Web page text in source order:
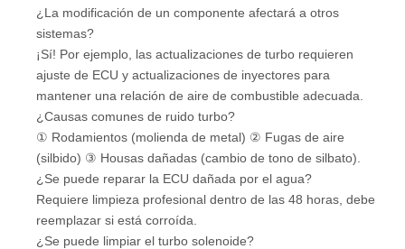
¿La modificación de un componente afectará a otros
sistemas?
¡Sí! Por ejemplo, las actualizaciones de turbo requieren
ajuste de ECU y actualizaciones de inyectores para
mantener una relación de aire de combustible adecuada.
¿Causas comunes de ruido turbo?
① Rodamientos (molienda de metal) ② Fugas de aire
(silbido) ③ Housas dañadas (cambio de tono de silbato).
¿Se puede reparar la ECU dañada por el agua?
Requiere limpieza profesional dentro de las 48 horas, debe
reemplazar si está corroída.
¿Se puede limpiar el turbo solenoide?